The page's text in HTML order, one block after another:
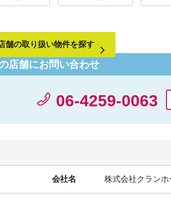
舗の取り扱い物件を探す
店舗にお問い合わせ
06-4259-0063
会社名 株式会社クランホ